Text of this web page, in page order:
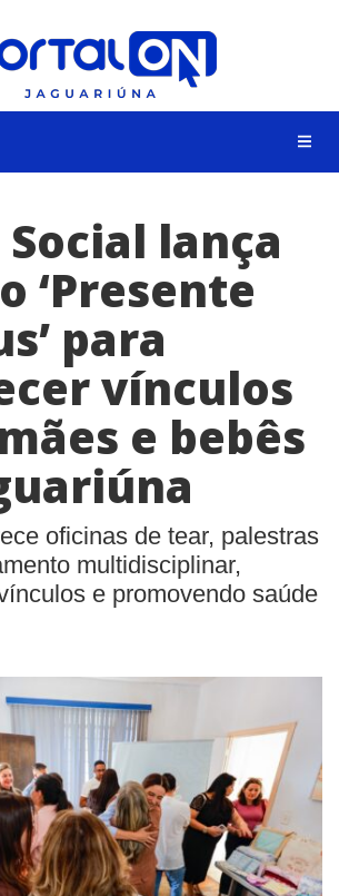
BUSCAR
lança
‘Presente
para
vínculos
e bebês
oficinas de tear, palestras
multidisciplinar,
e promovendo saúde